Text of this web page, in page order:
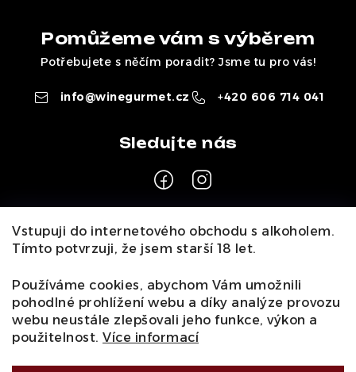
Vstupuji do internetového obchodu s alkoholem.
Tímto potvrzuji, že jsem starší 18 let.
Používáme cookies, abychom Vám umožnili
pohodlné prohlížení webu a díky analýze provozu
webu neustále zlepšovali jeho funkce, výkon a
použitelnost. Více informací
Pomůžeme vám s výběrem
Potřebujete s něčím poradit? Jsme tu pro vás!
info@winegurmet.cz +420 606 714 041
Z
á
a
Pro zákazníky
O násNaši vinářiKontaktyWineclubKariéraB2B
Vinné zážitky
Informace